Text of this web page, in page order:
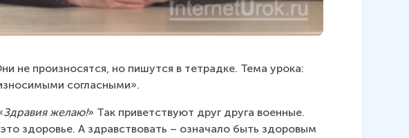
не произносятся, но пишутся в тетрадке. Тема урока:
согласными».
Здравия желаю!» Так приветствуют друг друга военные.
здоровье. А здравствовать – означало быть здоровым